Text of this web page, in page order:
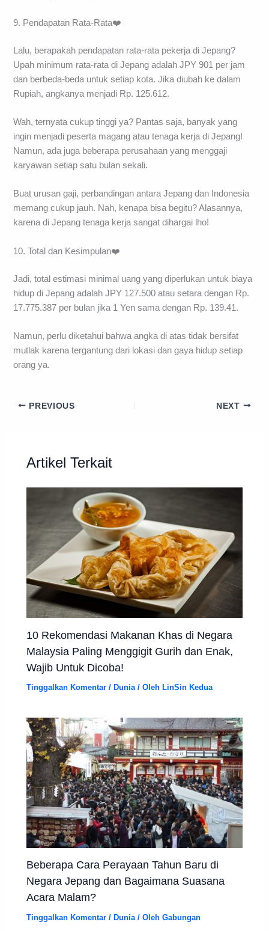
9. Pendapatan Rata-Rata❤️
Lalu, berapakah pendapatan rata-rata pekerja di Jepang?
Upah minimum rata-rata di Jepang adalah JPY 901 per jam
dan berbeda-beda untuk setiap kota. Jika diubah ke dalam
Rupiah, angkanya menjadi Rp. 125.612.
Wah, ternyata cukup tinggi ya? Pantas saja, banyak yang
ingin menjadi peserta magang atau tenaga kerja di Jepang!
Namun, ada juga beberapa perusahaan yang menggaji
karyawan setiap satu bulan sekali.
Buat urusan gaji, perbandingan antara Jepang dan Indonesia
memang cukup jauh. Nah, kenapa bisa begitu? Alasannya,
karena di Jepang tenaga kerja sangat dihargai lho!
10. Total dan Kesimpulan❤️
Jadi, total estimasi minimal uang yang diperlukan untuk biaya
hidup di Jepang adalah JPY 127.500 atau setara dengan Rp.
17.775.387 per bulan jika 1 Yen sama dengan Rp. 139.41.
Namun, perlu diketahui bahwa angka di atas tidak bersifat
mutlak karena tergantung dari lokasi dan gaya hidup setiap
orang ya.
PREVIOUS NEXT
Artikel Terkait
10 Rekomendasi Makanan Khas di Negara
Malaysia Paling Menggigit Gurih dan Enak,
Wajib Untuk Dicoba!
Tinggalkan Komentar / Dunia/ Oleh LinSin Kedua
Beberapa Cara Perayaan Tahun Baru di
Negara Jepang dan Bagaimana Suasana
Acara Malam?
Tinggalkan Komentar / Dunia/ OlehGabungan